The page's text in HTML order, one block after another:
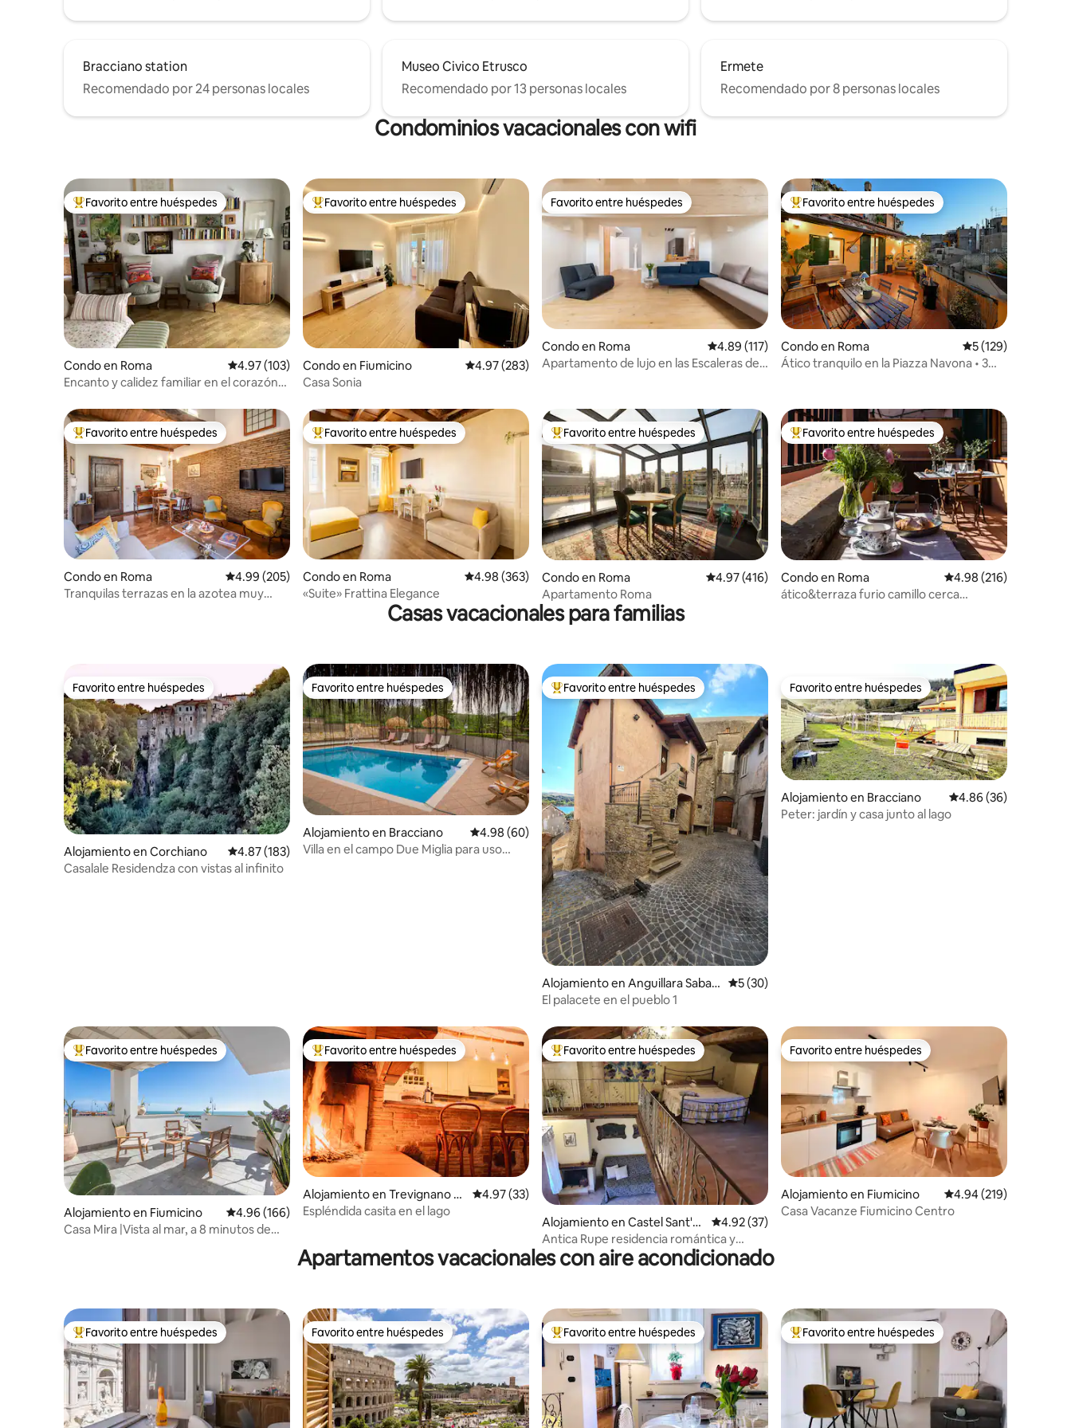
Bracciano station
Recomendado por 24 personas locales
Museo Civico Etrusco
Recomendado por 13 personas locales
Ermete
Recomendado por 8 personas locales
Condominios vacacionales con wifi
Favorito entre huéspedes preferido
Favorito entre huéspedes
Condo en Roma Calificación promedio: 4.97 de 5, 103 reseñas
4.97 (103)
Encanto y calidez familiar en el corazón
Favorito entre huéspedes preferido
Favorito entre huéspedes
Condo en Fiumicino Calificación promedio: 4.97 de 5, 283 reseñas
4.97 (283)
Casa Sonia
Favorito entre huéspedes
Favorito entre huéspedes
Condo en Roma Calificación promedio: 4.89 de 5, 117 reseñas
4.89 (117)
Apartamento de lujo en las Escaleras de
Favorito entre huéspedes preferido
Favorito entre huéspedes
Condo en Roma Calificación
5 (129)
Ático tranquilo en la Piazza Navona • 3
Favorito entre huéspedes preferido
Favorito entre huéspedes
Condo en Roma Calificación promedio: 4.99 de 5, 205 reseñas
4.99 (205)
Tranquilas terrazas en la azotea muy
Favorito entre huéspedes preferido
Favorito entre huéspedes
Condo en Roma Calificación promedio: 4.98 de 5, 363 reseñas
4.98 (363)
«Suite» Frattina Elegance
Favorito entre huéspedes preferido
Favorito entre huéspedes
Condo en Roma Calificación promedio: 4.97 de 5, 416 reseñas
4.97 (416)
Apartamento Roma
Favorito entre huéspedes preferido
Favorito entre huéspedes
Condo en Roma Calificación promedio:
4.98 (216)
ático&terraza furio camillo cerca
Casas vacacionales para familias
Favorito entre huéspedes
Favorito entre huéspedes
Alojamiento en Corchiano Calificación promedio: 4.87 de 5, 183 reseñas
4.87 (183)
Casalale Residendza con vistas al infinito
Favorito entre huéspedes
Favorito entre huéspedes
Alojamiento en Bracciano Calificación promedio: 4.98 de 5, 60 reseñas
4.98 (60)
Villa en el campo Due Miglia para uso
Favorito entre huéspedes preferido
Favorito entre huéspedes
Alojamiento en Anguillara Sabazi
a
Calificación promedio: 5 de 5, 30 reseñas
5 (30)
El palacete en el pueblo 1
Favorito entre huéspedes
Favorito entre huéspedes
Alojamiento en Bracciano Calificación
4.86 (36)
Peter: jardín y casa junto al lago
Favorito entre huéspedes preferido
Favorito entre huéspedes
Alojamiento en Fiumicino Calificación promedio: 4.96 de 5, 166 reseñas
4.96 (166)
Casa Mira |Vista al mar, a 8 minutos de
Favorito entre huéspedes preferido
Favorito entre huéspedes
Alojamiento en Trevignano R
omano
Calificación promedio: 4.97 de 5, 33 reseñas
4.97 (33)
Espléndida casita en el lago
Favorito entre huéspedes preferido
Favorito entre huéspedes
Alojamiento en Castel Sant'Eli
a
Calificación promedio: 4.92 de 5, 37 reseñas
4.92 (37)
Antica Rupe residencia romántica y
tranquila
Favorito entre huéspedes
Favorito entre huéspedes
Alojamiento en Fiumicino Calificación promedio:
4.94 (219)
Casa Vacanze Fiumicino Centro
Apartamentos vacacionales con aire acondicionado
Favorito entre huéspedes preferido
Favorito entre huéspedes Favorito entre huéspedes
Favorito entre huéspedes Favorito entre huéspedes preferido
Favorito entre huéspedes Favorito entre huéspedes preferido
Favorito entre huéspedes